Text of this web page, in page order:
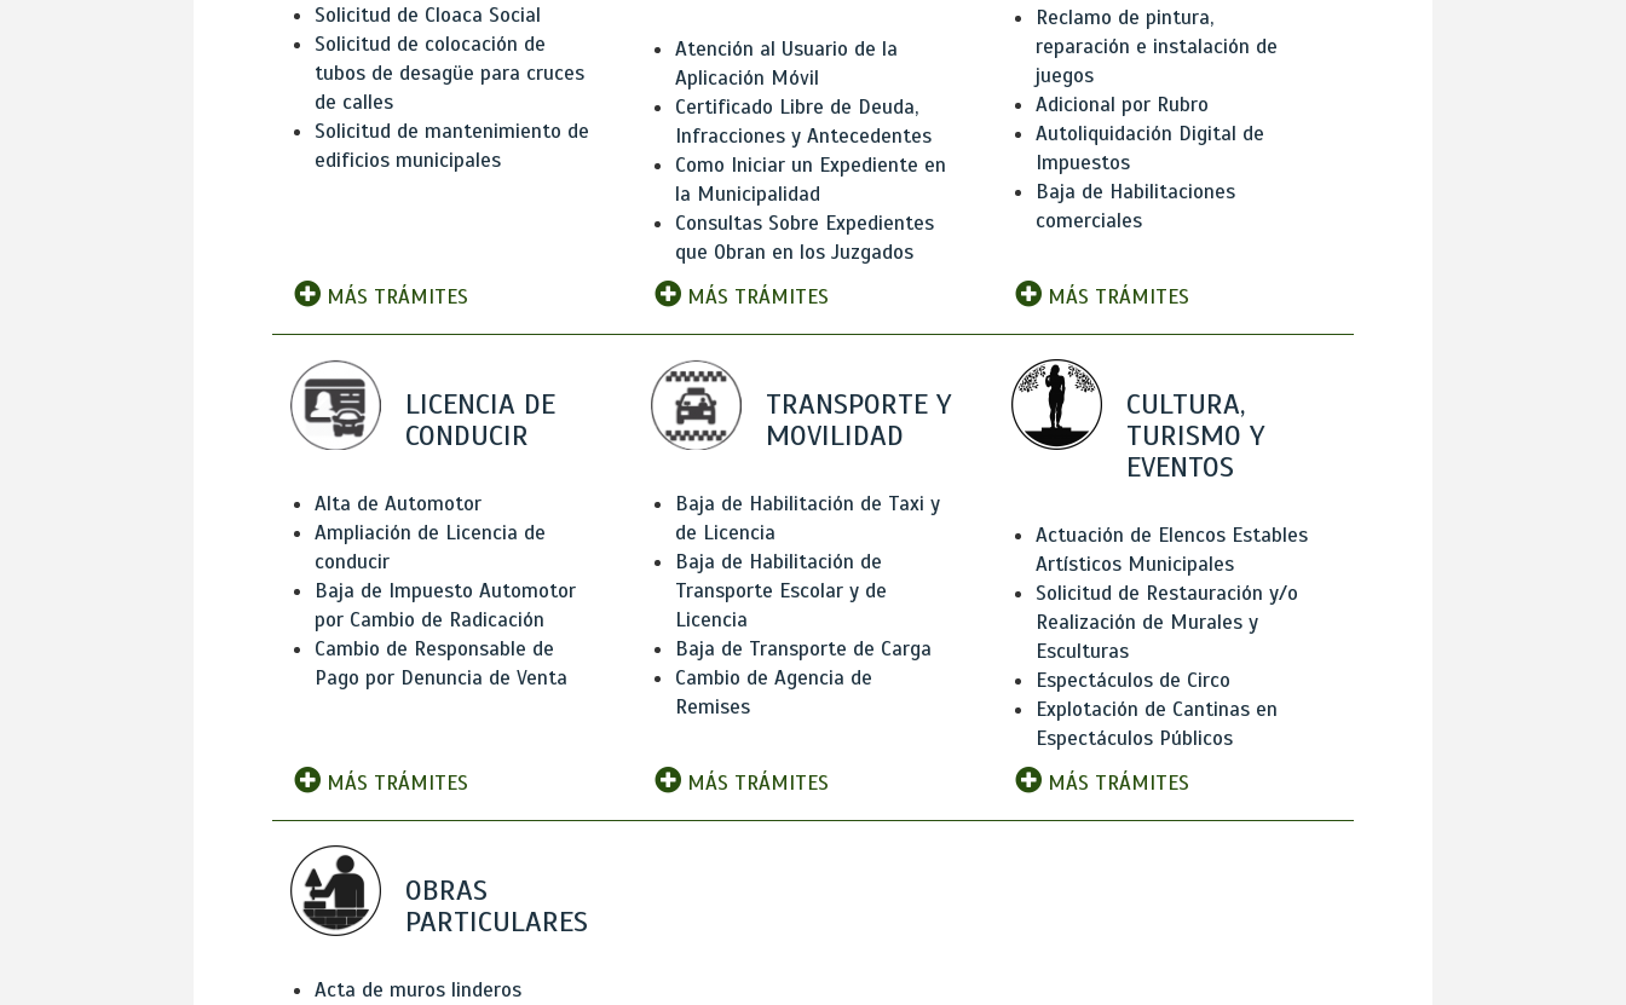
Solicitud de Cloaca Social
Solicitud de colocación de
tubos de desagüe para cruces
de calles
Solicitud de mantenimiento de
edificios municipales
MÁS TRÁMITES
Atención al Usuario de la
Aplicación Móvil
Certificado Libre de Deuda,
Infracciones y Antecedentes
Como Iniciar un Expediente en
la Municipalidad
Consultas Sobre Expedientes
que Obran en los Juzgados
MÁS TRÁMITES
Reclamo de pintura,
reparación e instalación de
juegos
Adicional por Rubro
Autoliquidación Digital de
Impuestos
Baja de Habilitaciones
comerciales
MÁS TRÁMITES
LICENCIA DE
CONDUCIR
Alta de Automotor
Ampliación de Licencia de
conducir
Baja de Impuesto Automotor
por Cambio de Radicación
Cambio de Responsable de
Pago por Denuncia de Venta
MÁS TRÁMITES
TRANSPORTE Y
MOVILIDAD
Baja de Habilitación de Taxi y
de Licencia
Baja de Habilitación de
Transporte Escolar y de
Licencia
Baja de Transporte de Carga
Cambio de Agencia de
Remises
MÁS TRÁMITES
CULTURA,
TURISMO Y
EVENTOS
Actuación de Elencos Estables
Artísticos Municipales
Solicitud de Restauración y/o
Realización de Murales y
Esculturas
Espectáculos de Circo
Explotación de Cantinas en
Espectáculos Públicos
MÁS TRÁMITES
OBRAS
PARTICULARES
Acta de muros linderos